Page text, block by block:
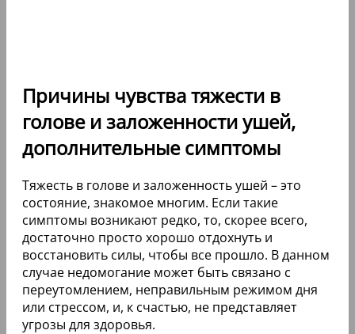
Причины чувства тяжести в
голове и заложенности ушей,
дополнительные симптомы
Тяжесть в голове и заложенность ушей – это
состояние, знакомое многим. Если такие
симптомы возникают редко, то, скорее всего,
достаточно просто хорошо отдохнуть и
восстановить силы, чтобы все прошло. В данном
случае недомогание может быть связано с
переутомлением, неправильным режимом дня
или стрессом, и, к счастью, не представляет
угрозы для здоровья.